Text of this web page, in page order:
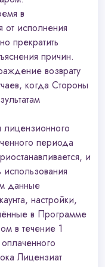
в
от исполнения
прекратить
причин.
возврату
когда Стороны
периода
и
использования
данные
настройки,
в Программе
в течение 1
Лицензиат